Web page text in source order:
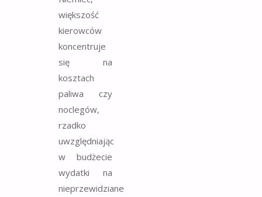
większość
kierowców
koncentruje
się na
kosztach
paliwa czy
noclegów,
rzadko
uwzględniając
w budżecie
wydatki na
nieprzewidziane